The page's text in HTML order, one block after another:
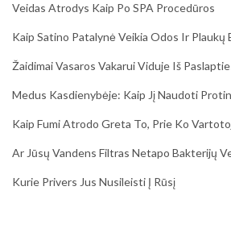
Veidas Atrodys Kaip Po SPA Procedūros
Kaip Satino Patalynė Veikia Odos Ir Plaukų
Žaidimai Vasaros Vakarui Viduje Iš
Medus Kasdienybėje: Kaip Jį Naudoti
Kaip Fumi Atrodo Greta To, Prie Ko
Ar Jūsų Vandens Filtras Netapo Bakterijų
Kurie Privers Jus Nusileisti Į Rūsį